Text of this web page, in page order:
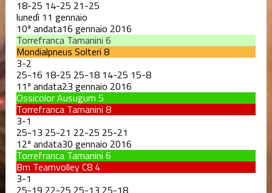
18-25 14-25 21-25
lunedì 11 gennaio
10ª andata16 gennaio 2016
Torrefranca Tamanini 6
Mondialpneus Solteri 8
3-2
25-16 18-25 25-18 14-25 15-8
11ª andata23 gennaio 2016
Ossicolor Ausugum 5
Torrefranca Tamanini 8
3-1
25-13 25-21 22-25 25-21
12ª andata30 gennaio 2016
Torrefranca Tamanini 6
Bm Teamvolley C8 4
3-1
25-19 22-25 25-13 25-18